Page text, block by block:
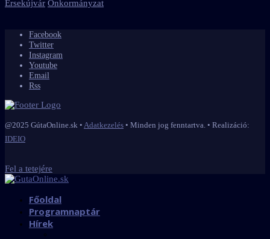
Érsekújvár Önkormányzat
Facebook
Twitter
Instagram
Youtube
Email
Rss
@2025 GútaOnline.sk • Adatkezelés • Minden jog fenntartva. • Realizáció:
IDEIO
Fel a tetejére
Főoldal
Programnaptár
Hírek